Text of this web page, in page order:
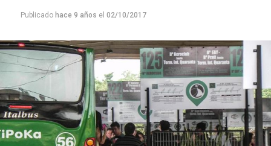
Publicado hace 9 años el 02/10/2017